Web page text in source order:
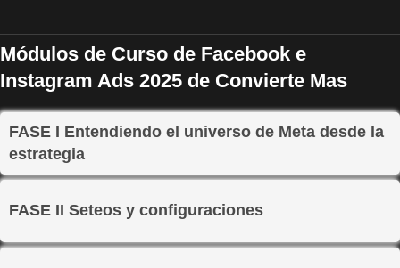
Módulos de Curso de Facebook e
Instagram Ads 2025 de Convierte Mas
FASE I Entendiendo el universo de Meta desde la
estrategia
FASE II Seteos y configuraciones